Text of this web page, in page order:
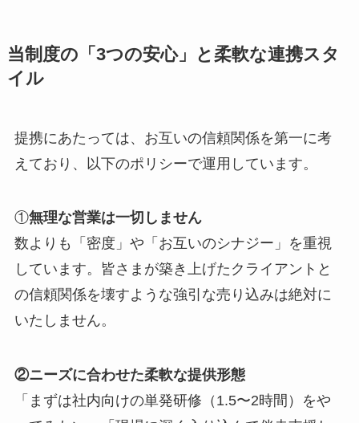
当制度の「3つの安心」と柔軟な連携スタ
イル
提携にあたっては、お互いの信頼関係を第一に考
えており、以下のポリシーで運用しています。
①無理な営業は一切しません
数よりも「密度」や「お互いのシナジー」を重視
しています。皆さまが築き上げたクライアントと
の信頼関係を壊すような強引な売り込みは絶対に
いたしません。
②ニーズに合わせた柔軟な提供形態
「まずは社内向けの単発研修（1.5〜2時間）をや